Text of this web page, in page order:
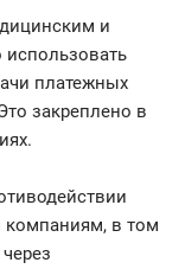
и
платежных
закреплено в
компаниям, в том